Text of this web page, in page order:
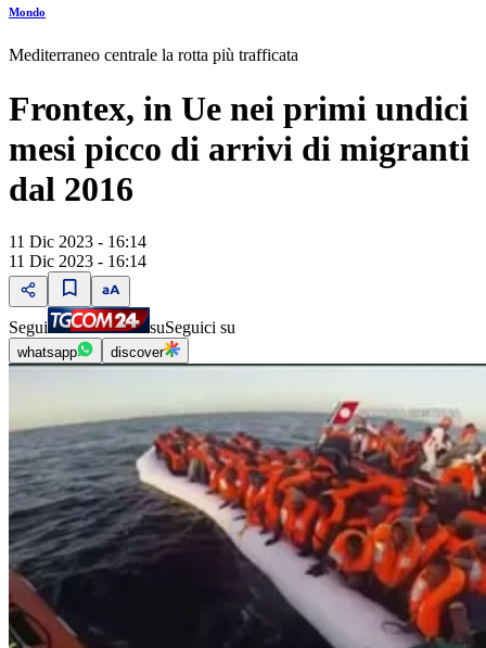
Mondo
Mediterraneo centrale la rotta più trafficata
Frontex, in Ue nei primi undici
mesi picco di arrivi di migranti
dal 2016
11 Dic 2023 - 16:14
11 Dic 2023 - 16:14
Segui suSeguici su
whatsapp discover